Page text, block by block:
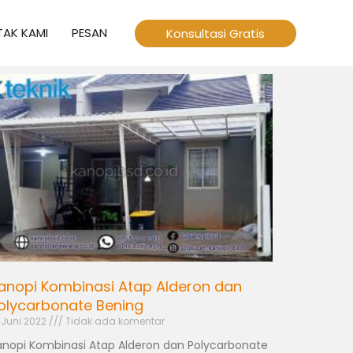
KAMI PESAN Konsultasi Gratis
Kombinasi Atap Alderon dan
Bening
Juni 2022 Tidak ada komentar
Kombinasi Atap Alderon dan Polycarbonate